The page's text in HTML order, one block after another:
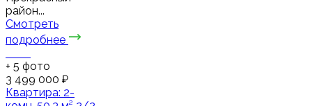
район...
Смотреть
подробнее
+ 5 фото
3 499 000 ₽
Квартира: 2-